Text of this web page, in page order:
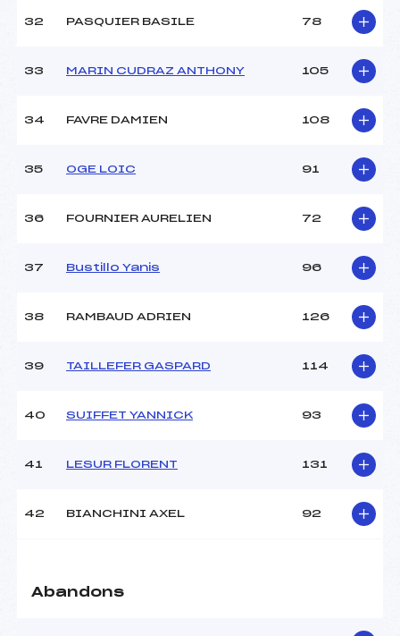
32 PASQUIER BASILE 78
33 MARIN CUDRAZ ANTHONY 105
34 FAVRE DAMIEN 108
35 OGE LOIC 91
36 FOURNIER AURELIEN 72
37 Bustillo Yanis 96
38 RAMBAUD ADRIEN 126
39 TAILLEFER GASPARD 114
40 SUIFFET YANNICK 93
41 LESUR FLORENT 131
42 BIANCHINI AXEL 92
Abandons